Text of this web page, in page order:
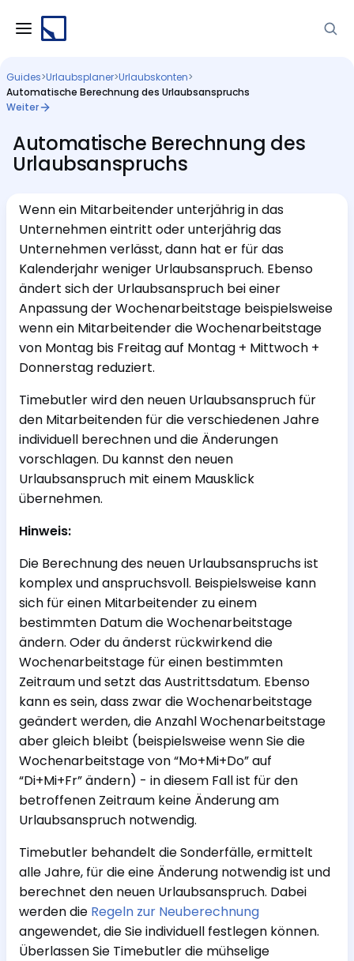
Guides>Urlaubsplaner>Urlaubskonten>
Automatische Berechnung des Urlaubsanspruchs
Weiter
Automatische Berechnung des
Urlaubsanspruchs
Wenn ein Mitarbeitender unterjährig in das
Unternehmen eintritt oder unterjährig das
Unternehmen verlässt, dann hat er für das
Kalenderjahr weniger Urlaubsanspruch. Ebenso
ändert sich der Urlaubsanspruch bei einer
Anpassung der Wochenarbeitstage beispielsweise
wenn ein Mitarbeitender die Wochenarbeitstage
von Montag bis Freitag auf Montag + Mittwoch +
Donnerstag reduziert.
Timebutler wird den neuen Urlaubsanspruch für
den Mitarbeitenden für die verschiedenen Jahre
individuell berechnen und die Änderungen
vorschlagen. Du kannst den neuen
Urlaubsanspruch mit einem Mausklick
übernehmen.
Hinweis:
Die Berechnung des neuen Urlaubsanspruchs ist
komplex und anspruchsvoll. Beispielsweise kann
sich für einen Mitarbeitender zu einem
bestimmten Datum die Wochenarbeitstage
ändern. Oder du änderst rückwirkend die
Wochenarbeitstage für einen bestimmten
Zeitraum und setzt das Austrittsdatum. Ebenso
kann es sein, dass zwar die Wochenarbeitstage
geändert werden, die Anzahl Wochenarbeitstage
aber gleich bleibt (beispielsweise wenn Sie die
Wochenarbeitstage von “Mo+Mi+Do” auf
“Di+Mi+Fr” ändern) - in diesem Fall ist für den
betroffenen Zeitraum keine Änderung am
Urlaubsanspruch notwendig.
Timebutler behandelt die Sonderfälle, ermittelt
alle Jahre, für die eine Änderung notwendig ist und
berechnet den neuen Urlaubsanspruch. Dabei
werden die Regeln zur Neuberechnung
angewendet, die Sie individuell festlegen können.
Überlassen Sie Timebutler die mühselige